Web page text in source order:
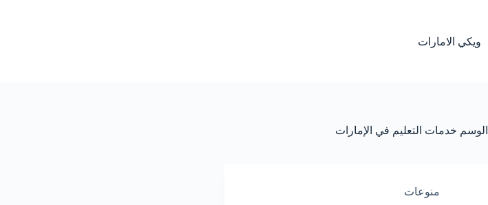
ويكي الامارات
الوسم خدمات التعليم في الإمارات
منوعات